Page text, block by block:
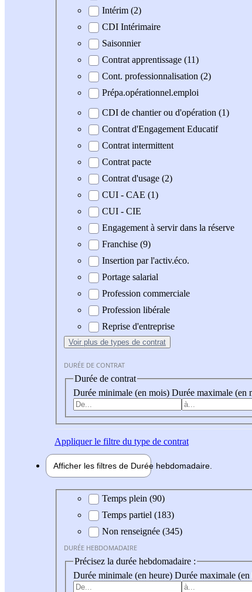
Intérim (2)
CDI Intérimaire
Saisonnier
Contrat apprentissage (11)
Cont. professionnalisation (2)
Prépa.opérationnel.emploi
CDI de chantier ou d'opération (1)
Contrat d'Engagement Educatif
Contrat intermittent
Contrat pacte
Contrat d'usage (2)
CUI - CAE (1)
CUI - CIE
Engagement à servir dans la réserve
Franchise (9)
Insertion par l'activ.éco.
Portage salarial
Profession commerciale
Profession libérale
Reprise d'entreprise
Voir plus de types de contrat
DURÉE DE CONTRAT
Durée de contrat
Durée minimale (en mois) Durée maximale (en
Appliquerle filtre du type de contrat
Afficher les filtres de Durée hebdomadaire
Durée hebdomadaire
Temps plein (90)
Temps partiel (183)
Non renseignée (345)
DURÉE HEBDOMADAIRE
Précisez la durée hebdomadaire :
Durée minimale (en heure) Durée maximale (en